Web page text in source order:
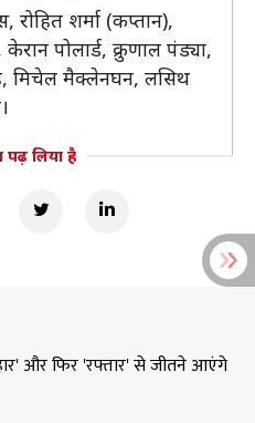
शर्मा (कप्तान),
पोलार्ड, क्रुणाल पंड्या,
मिचेल मैक्लेनघन, लसिथ
लिया है
और फिर 'रफ्तार' से जीतने आएंगे